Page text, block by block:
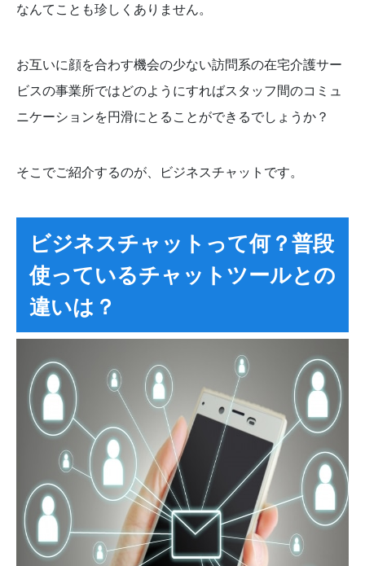
なんてことも珍しくありません。
お互いに顔を合わす機会の少ない訪問系の在宅介護サー
ビスの事業所ではどのようにすればスタッフ間のコミュ
ニケーションを円滑にとることができるでしょうか？
そこでご紹介するのが、ビジネスチャットです。
ビジネスチャットって何？普段
使っているチャットツールとの
違いは？